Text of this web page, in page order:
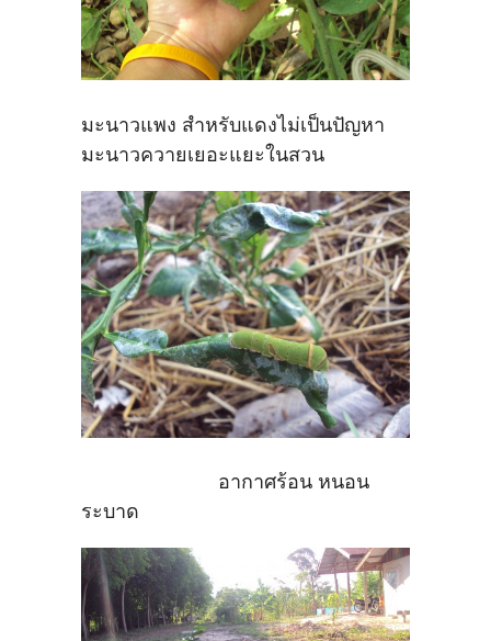
มะนาวแพง สำหรับแดงไม่เป็นปัญหา
มะนาวควายเยอะแยะในสวน
อากาศร้อน หนอน
ระบาด